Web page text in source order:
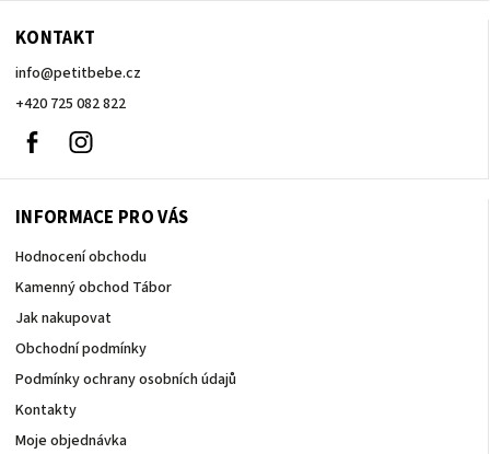
KONTAKT
info@petitbebe.cz
+420 725 082 822
Facebook
INFORMACE PRO VÁS
Hodnocení obchodu
Kamenný obchod Tábor
Jak nakupovat
Obchodní podmínky
Podmínky ochrany osobních údajů
Kontakty
Moje objednávka